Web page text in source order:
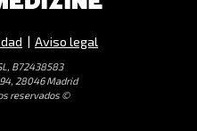
| Aviso legal
B72438583
28046 Madrid
reservados ©